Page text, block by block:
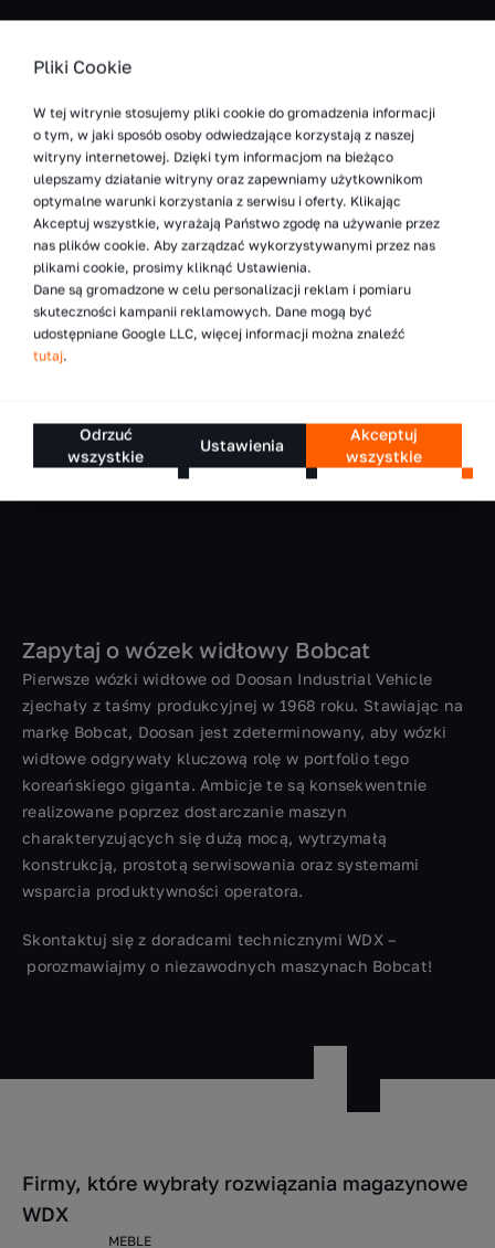
Zapytaj o wózek widłowy Bobcat
Pierwsze wózki widłowe od Doosan Industrial Vehicle
zjechały z taśmy produkcyjnej w 1968 roku. Stawiając na
markę Bobcat, Doosan jest zdeterminowany, aby wózki
widłowe odgrywały kluczową rolę w portfolio tego
koreańskiego giganta. Ambicje te są konsekwentnie
realizowane poprzez dostarczanie maszyn
charakteryzujących się dużą mocą, wytrzymałą
konstrukcją, prostotą serwisowania oraz systemami
wsparcia produktywności operatora.
Skontaktuj się z doradcami technicznymi WDX –
porozmawiajmy o niezawodnych maszynach Bobcat!
Firmy, które wybrały rozwiązania magazynowe
WDX
MEBLE
Pliki Cookie
W tej witrynie stosujemy pliki cookie do gromadzenia informacji
o tym, w jaki sposób osoby odwiedzające korzystają z naszej
witryny internetowej. Dzięki tym informacjom na bieżąco
ulepszamy działanie witryny oraz zapewniamy użytkownikom
optymalne warunki korzystania z serwisu i oferty. Klikając
Akceptuj wszystkie, wyrażają Państwo zgodę na używanie przez
nas plików cookie. Aby zarządzać wykorzystywanymi przez nas
plikami cookie, prosimy kliknąć Ustawienia.
Dane są gromadzone w celu personalizacji reklam i pomiaru
skuteczności kampanii reklamowych. Dane mogą być
udostępniane Google LLC, więcej informacji można znaleźć
tutaj.
Odrzuć
wszystkie
Ustawienia
Akceptuj
wszystkie